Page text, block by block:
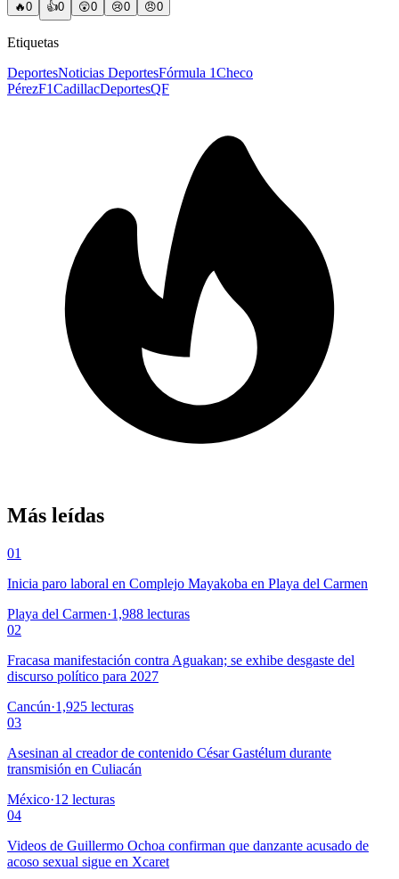
🔥0 👍0 😲0 😢0 😠0
Etiquetas
DeportesNoticias DeportesFórmula 1Checo
PérezF1CadillacDeportesQF
Más leídas
01
Inicia paro laboral en Complejo Mayakoba en Playa del Carmen
Playa del Carmen·1,988 lecturas
02
Fracasa manifestación contra Aguakan; se exhibe desgaste del
discurso político para 2027
Cancún·1,925 lecturas
03
Asesinan al creador de contenido César Gastélum durante
transmisión en Culiacán
México·12 lecturas
04
Videos de Guillermo Ochoa confirman que danzante acusado de
acoso sexual sigue en Xcaret